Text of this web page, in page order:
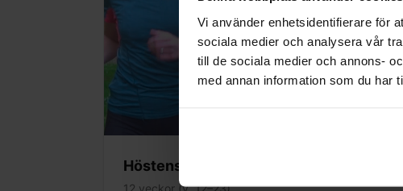
Vi använder enhetsidentifierare för
sociala medier och analysera vår
till de sociala medier och annons-
med annan information som du har
Höstens Löpargrupper online
12 veckor (v. 12–23)